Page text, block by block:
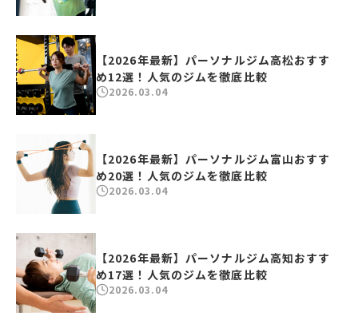
【2026年最新】パーソナルジム高松おすす
め12選！人気のジムを徹底比較
2026.03.04
【2026年最新】パーソナルジム富山おすす
め20選！人気のジムを徹底比較
2026.03.04
【2026年最新】パーソナルジム高知おすす
め17選！人気のジムを徹底比較
2026.03.04